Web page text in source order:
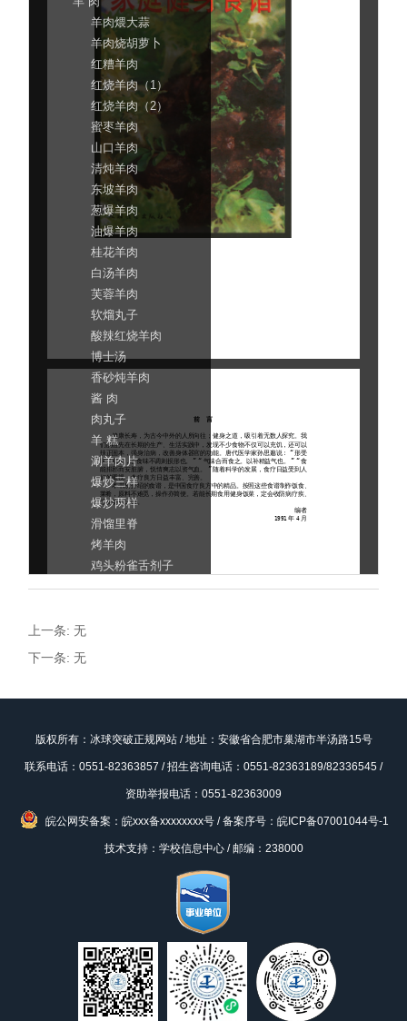
上一条: 无
下一条: 无
版权所有：冰球突破正规网站 / 地址：安徽省合肥市巢湖市半汤路15号
联系电话：0551-82363857 / 招生咨询电话：0551-82363189/82336545 /
资助举报电话：0551-82363009
皖公网安备案：皖xxx备xxxxxxxx号/备案序号：皖ICP备07001044号-1
技术支持：学校信息中心 / 邮编：238000